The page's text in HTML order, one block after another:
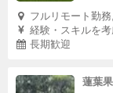
フルリモート勤
経験・スキルを
長期歓迎
蓮葉